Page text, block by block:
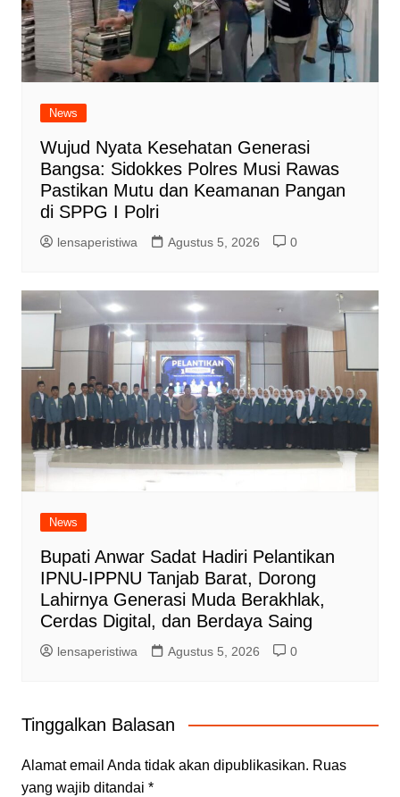
News
Wujud Nyata Kesehatan Generasi
Bangsa: Sidokkes Polres Musi Rawas
Pastikan Mutu dan Keamanan Pangan
di SPPG I Polri
lensaperistiwa Agustus 5, 2026 0
News
Bupati Anwar Sadat Hadiri Pelantikan
IPNU-IPPNU Tanjab Barat, Dorong
Lahirnya Generasi Muda Berakhlak,
Cerdas Digital, dan Berdaya Saing
lensaperistiwa Agustus 5, 2026 0
Tinggalkan Balasan
Alamat email Anda tidak akan dipublikasikan. Ruas
yang wajib ditandai *